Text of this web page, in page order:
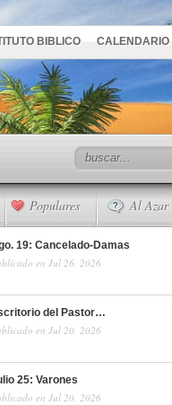
BIBLICO CALENDARIO
Populares Al Azar
19: Cancelado-Damas
en Jul 26, 2026
del Pastor…
en Jul 20, 2026
25: Varones
en Jul 20, 2026